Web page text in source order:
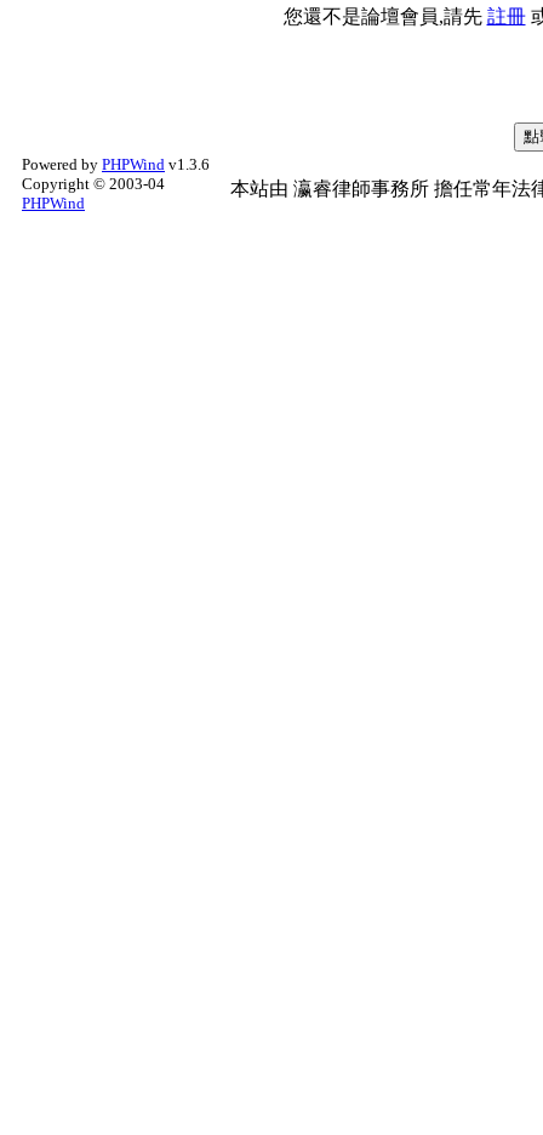
您還不是論壇會員,請先 註冊
Powered by PHPWind v1.3.6
Copyright © 2003-04
PHPWind
本站由 瀛睿律師事務所 擔任常年法